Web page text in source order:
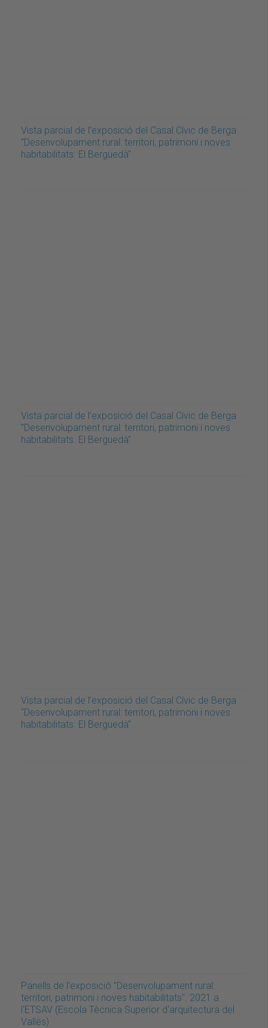
Vista parcial de l'exposició del Casal Cívic de Berga
"Desenvolupament rural: territori, patrimoni i noves
habitabilitats. El Berguedà"
Vista parcial de l'exposició del Casal Cívic de Berga
"Desenvolupament rural: territori, patrimoni i noves
habitabilitats. El Berguedà"
Vista parcial de l'exposició del Casal Cívic de Berga
"Desenvolupament rural: territori, patrimoni i noves
habitabilitats. El Berguedà"
Panells de l'exposició "Desenvolupament rural:
territori, patrimoni i noves habitabilitats". 2021 a
l'ETSAV (Escola Tècnica Superior d'arquitectura del
Vallès)